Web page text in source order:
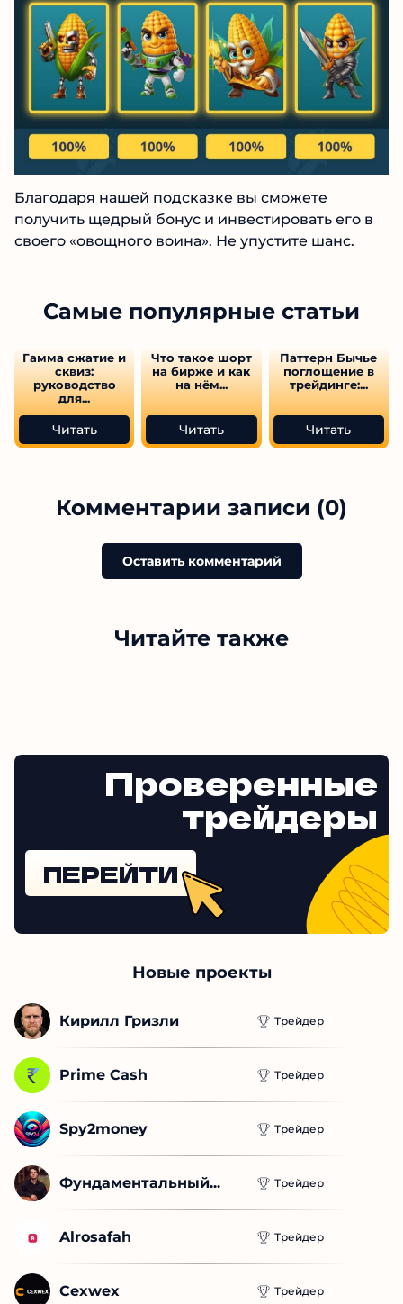
Благодаря нашей подсказке вы сможете
получить щедрый бонус и инвестировать его в
своего «овощного воина». Не упустите шанс.
Самые популярные статьи
Гамма сжатие и
сквиз:
руководство
для...
Читать
Что такое шорт
на бирже и как
на нём...
Читать
Паттерн Бычье
поглощение в
трейдинге:...
Читать
Комментарии записи (0)
Оставить комментарий
Читайте также
Проверенные
трейдеры
ПЕРЕЙТИ
Новые проекты
Кирилл Гризли Трейдер
Prime Cash Трейдер
Spy2money Трейдер
Фундаментальный... Трейдер
Alrosafah Трейдер
Cexwex Трейдер